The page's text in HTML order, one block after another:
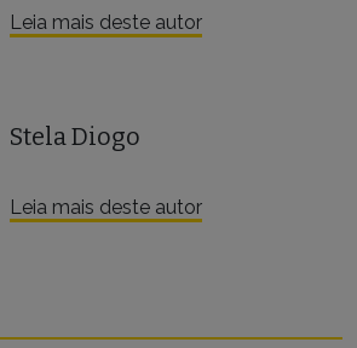
Leia mais deste autor
Stela Diogo
Leia mais deste autor